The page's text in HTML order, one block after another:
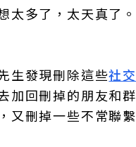
太多了，太天真了
生發現刪除這些社
加回刪掉的朋友和
又刪掉一些不常聯